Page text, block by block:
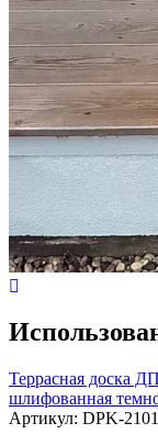
Террасная доска
шлифованная
Артикул: DPK-2101